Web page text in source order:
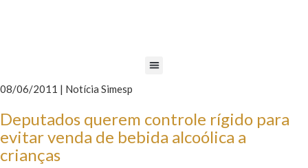
08/06/2011 | Notícia Simesp
Deputados querem controle rígido para
evitar venda de bebida alcoólica a
crianças